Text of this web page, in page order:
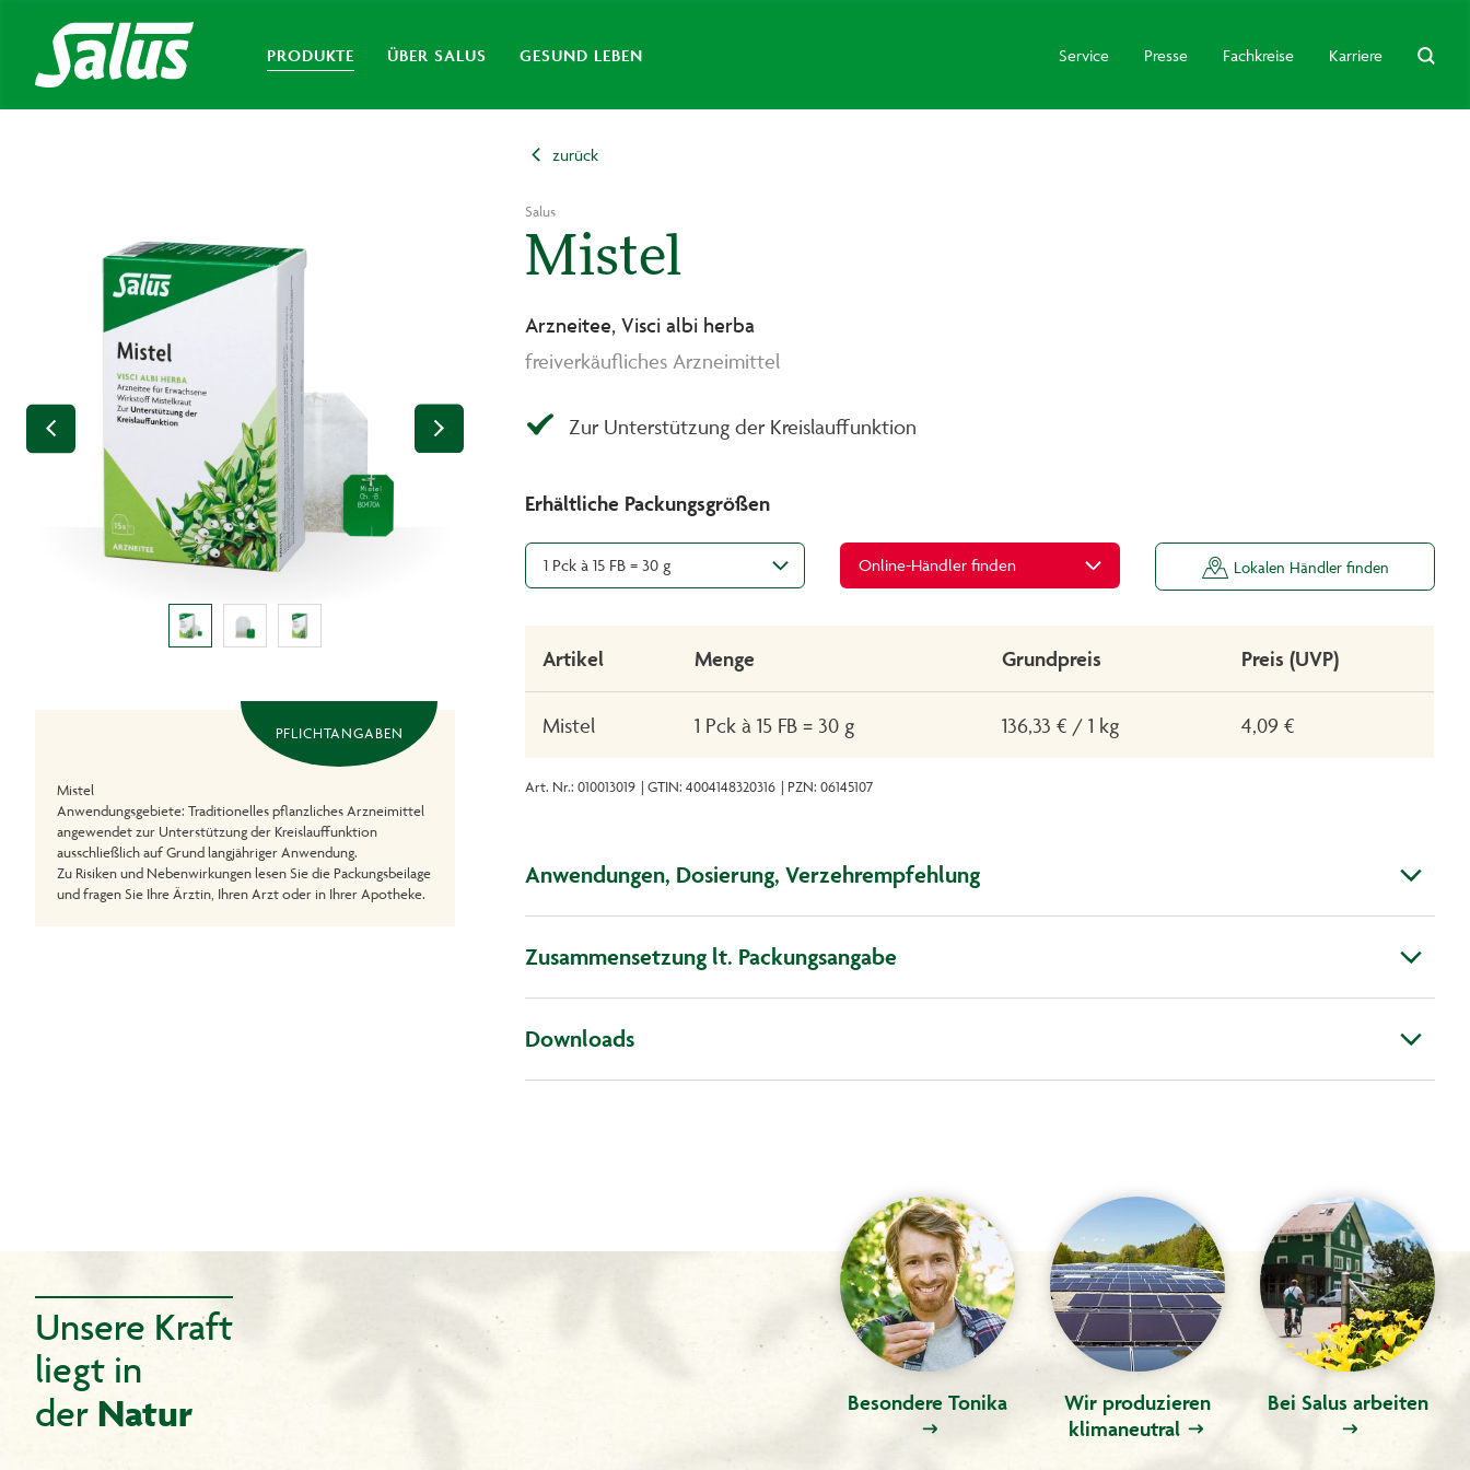
PRODUKTE ÜBER SALUS GESUND LEBEN Service Presse Fachkreise Karriere
zurück
PFLICHTANGABEN
Mistel
Anwendungsgebiete: Traditionelles pflanzliches Arzneimittel
angewendet zur Unterstützung der Kreislauffunktion
ausschließlich auf Grund langjähriger Anwendung.
Zu Risiken und Nebenwirkungen lesen Sie die Packungsbeilage
und fragen Sie Ihre Ärztin, Ihren Arzt oder in Ihrer Apotheke.
Salus
Mistel
Arzneitee, Visci albi herba
freiverkäufliches Arzneimittel
Zur Unterstützung der Kreislauffunktion
Erhältliche Packungsgrößen
1 Pck à 15 FB = 30 g Online-Händler finden Lokalen Händler finden
Artikel Menge Grundpreis Preis (UVP)
Mistel 1 Pck à 15 FB = 30 g 136,33 € / 1 kg 4,09 €
Art. Nr.: 010013019 | GTIN: 4004148320316 | PZN: 06145107
Anwendungen, Dosierung, Verzehrempfehlung
Zusammensetzung lt. Packungsangabe
Downloads
Besondere Tonika
Wir produzieren
klimaneutral
Bei Salus arbeiten
Unsere Kraft
liegt in
der Natur